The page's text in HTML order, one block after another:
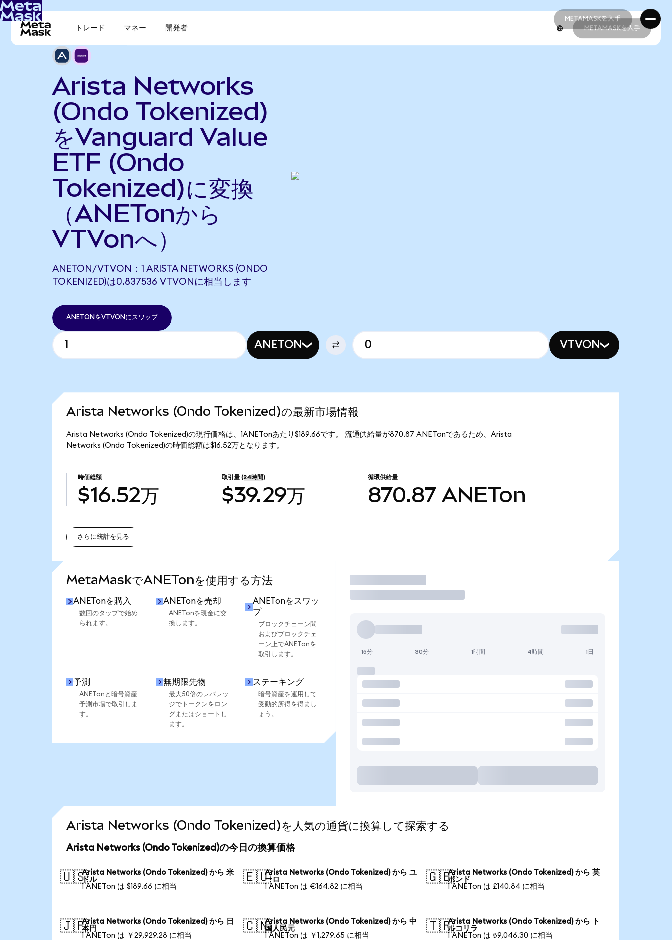
METAMASKを入手
METAMASKを入手
トレード マネー 開発者 METAMASKを入手
Arista Networks
(Ondo Tokenized)
をVanguard Value
ETF (Ondo
Tokenized)に変換
（ANETonから
VTVonへ）
ANETON/VTVON：1 ARISTA NETWORKS (ONDO
TOKENIZED)は0.837536 VTVONに相当します
ANETONをVTVONにスワップ
ANETON VTVON
Arista Networks (Ondo Tokenized)の最新市場情報
Arista Networks (Ondo Tokenized)の現行価格は、1ANETonあたり$189.66です。 流通供給量が870.87 ANETonであるため、Arista
Networks (Ondo Tokenized)の時価総額は$16.52万となります。
時価総額
$16.52万
取引量 (24時間)
$39.29万
循環供給量
870.87 ANETon
さらに統計を見る
MetaMaskでANETonを使用する方法
ANETonを購入
数回のタップで始め
られます。
ANETonを売却
ANETonを現金に交
換します。
ANETonをスワッ
プ
ブロックチェーン間
およびブロックチェ
ーン上でANETonを
取引します。
予測
ANETonと暗号資産
予測市場で取引しま
す。
無期限先物
最大50倍のレバレッ
ジでトークンをロン
グまたはショートし
ます。
ステーキング
暗号資産を運用して
受動的所得を得まし
ょう。
取引
15分 30分 1時間 4時間 1日
Arista Networks (Ondo Tokenized)を人気の通貨に換算して探索する
Arista Networks (Ondo Tokenized)の今日の換算価格
🇺🇸Arista Networks (Ondo Tokenized) から 米
ドル
1 ANETon は $189.66 に相当
🇪🇺Arista Networks (Ondo Tokenized) から ユ
ーロ
1 ANETon は €164.82 に相当
🇬🇧Arista Networks (Ondo Tokenized) から 英
ポンド
1 ANETon は £140.84 に相当
🇯🇵Arista Networks (Ondo Tokenized) から 日
本円
1 ANETon は ￥29,929.28 に相当
🇨🇳Arista Networks (Ondo Tokenized) から 中
国人民元
1 ANETon は ￥1,279.65 に相当
🇹🇷Arista Networks (Ondo Tokenized) から ト
ルコリラ
1 ANETon は ₺9,046.30 に相当